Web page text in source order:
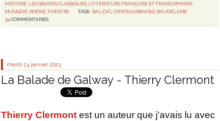
HISTOIRE LES GRANDS CLASSIQUES LITTÉRATURE FRANÇAISE ET FRANCOPHONE
MUSIQUE POÉSIE ,THÉÂTRE TAGS : BALZAC ,CHATEAUBRIAND BAUDELAIRE
34 COMMENTAIRES
mardi 24 janvier 2023
La Balade de Galway - Thierry Clermont
Thierry Clermont est un auteur que j’avais lu avec